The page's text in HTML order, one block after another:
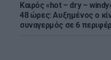
Καιρός «hot – dry –
48 ώρες: Αυξημένος ο
συναγερμός σε 6